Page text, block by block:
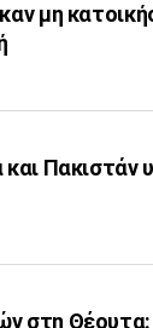
μη
και
στη Θέουτα: